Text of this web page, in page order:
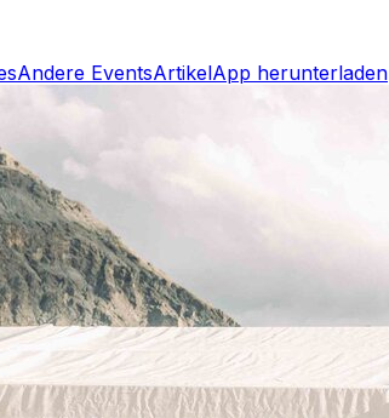
Andere EventsArtikelApp herunterladen